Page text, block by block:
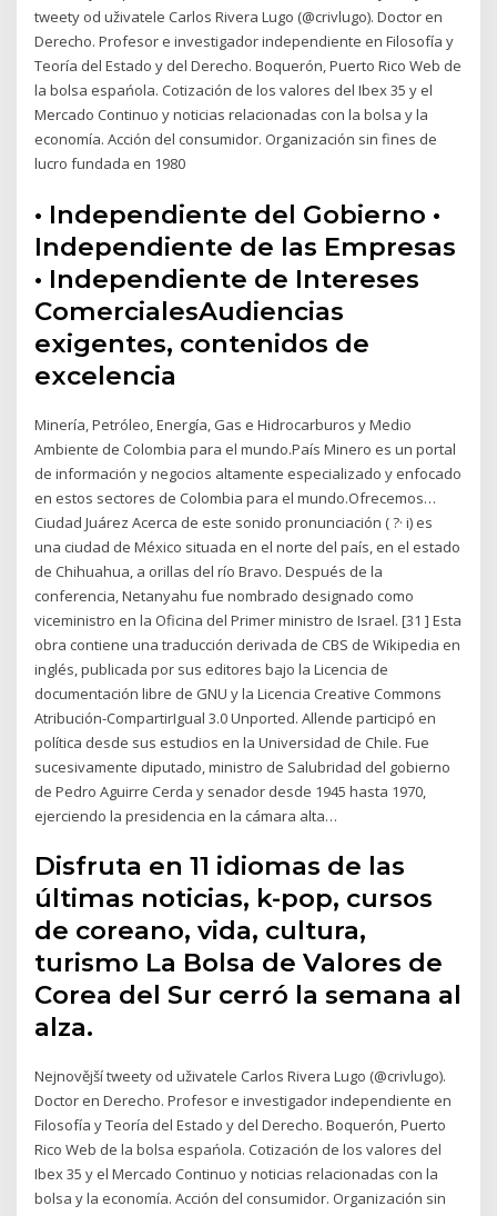
tweety od uživatele Carlos Rivera Lugo (@crivlugo). Doctor en
Derecho. Profesor e investigador independiente en Filosofía y
Teoría del Estado y del Derecho. Boquerón, Puerto Rico Web de
la bolsa espańola. Cotización de los valores del Ibex 35 y el
Mercado Continuo y noticias relacionadas con la bolsa y la
economía. Acción del consumidor. Organización sin fines de
lucro fundada en 1980
• Independiente del Gobierno •
Independiente de las Empresas
• Independiente de Intereses
ComercialesAudiencias
exigentes, contenidos de
excelencia
Minería, Petróleo, Energía, Gas e Hidrocarburos y Medio
Ambiente de Colombia para el mundo.País Minero es un portal
de información y negocios altamente especializado y enfocado
en estos sectores de Colombia para el mundo.Ofrecemos…
Ciudad Juárez Acerca de este sonido pronunciación ( ?· i) es
una ciudad de México situada en el norte del país, en el estado
de Chihuahua, a orillas del río Bravo. Después de la
conferencia, Netanyahu fue nombrado designado como
viceministro en la Oficina del Primer ministro de Israel. [31 ] Esta
obra contiene una traducción derivada de CBS de Wikipedia en
inglés, publicada por sus editores bajo la Licencia de
documentación libre de GNU y la Licencia Creative Commons
Atribución-CompartirIgual 3.0 Unported. Allende participó en
política desde sus estudios en la Universidad de Chile. Fue
sucesivamente diputado, ministro de Salubridad del gobierno
de Pedro Aguirre Cerda y senador desde 1945 hasta 1970,
ejerciendo la presidencia en la cámara alta…
Disfruta en 11 idiomas de las
últimas noticias, k-pop, cursos
de coreano, vida, cultura,
turismo La Bolsa de Valores de
Corea del Sur cerró la semana al
alza.
Nejnovější tweety od uživatele Carlos Rivera Lugo (@crivlugo).
Doctor en Derecho. Profesor e investigador independiente en
Filosofía y Teoría del Estado y del Derecho. Boquerón, Puerto
Rico Web de la bolsa espańola. Cotización de los valores del
Ibex 35 y el Mercado Continuo y noticias relacionadas con la
bolsa y la economía. Acción del consumidor. Organización sin